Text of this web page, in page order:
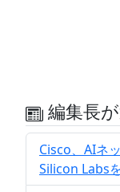
編集長
Cisco、AIネ
Silicon Labs